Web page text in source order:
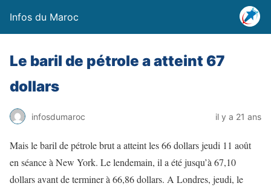
Infos du Maroc
Le baril de pétrole a atteint 67
dollars
infosdumaroc il y a 21 ans
Mais le baril de pétrole brut a atteint les 66 dollars jeudi 11 août
en séance à New York. Le lendemain, il a été jusqu’à 67,10
dollars avant de terminer à 66,86 dollars. A Londres, jeudi, le